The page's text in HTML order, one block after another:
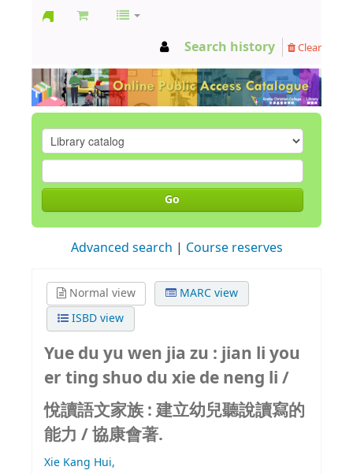
Search history Clear
Go
Advanced search Course reserves
Normal view
MARC view
ISBD view
Yue du yu wen jia zu : jian li you
er ting shuo du xie de neng li /
悅讀語文家族 : 建立幼兒聽說讀寫的
能力 /協康會著.
Xie Kang Hui,